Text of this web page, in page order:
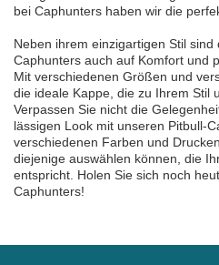
bei Caphunters haben wir die
Neben ihrem einzigartigen Stil sind
Caphunters auch auf Komfort und
Mit verschiedenen Größen und
die ideale Kappe, die zu Ihrem Stil
Verpassen Sie nicht die
lässigen Look mit unseren Pitbull-
verschiedenen Farben und
diejenige auswählen können, die
entspricht. Holen Sie sich noch
Caphunters!